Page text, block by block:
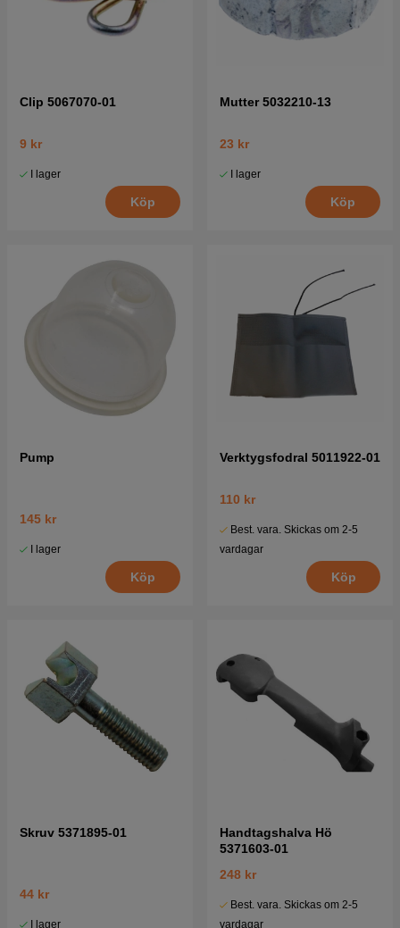
Clip 5067070-01
9 kr
I lager
Köp
Mutter 5032210-13
23 kr
I lager
Köp
Pump
145 kr
I lager
Köp
Verktygsfodral 5011922-01
110 kr
Best. vara. Skickas om 2-5
vardagar
Köp
Skruv 5371895-01
44 kr
I lager
Handtagshalva Hö
5371603-01
248 kr
Best. vara. Skickas om 2-5
vardagar